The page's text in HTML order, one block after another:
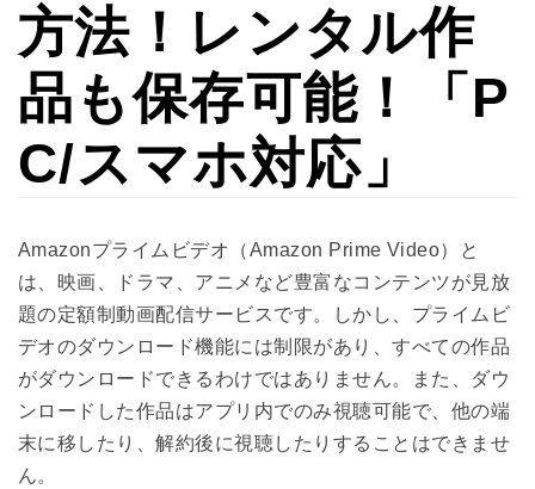
方法！レンタル作
品も保存可能！「P
C/スマホ対応」
Amazonプライムビデオ（Amazon Prime Video）と
は、映画、ドラマ、アニメなど豊富なコンテンツが見放
題の定額制動画配信サービスです。しかし、プライムビ
デオのダウンロード機能には制限があり、すべての作品
がダウンロードできるわけではありません。また、ダウ
ンロードした作品はアプリ内でのみ視聴可能で、他の端
末に移したり、解約後に視聴したりすることはできませ
ん。